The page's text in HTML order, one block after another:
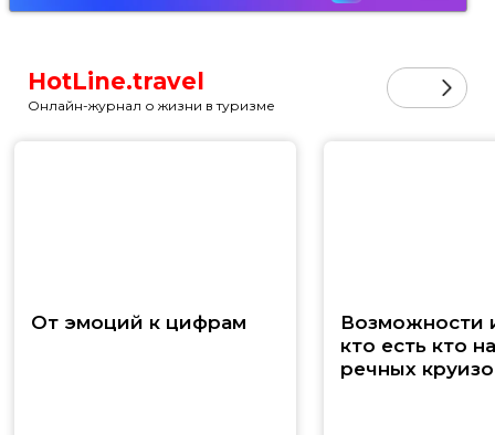
HotLine.travel
Онлайн-журнал о жизни в туризме
От эмоций к цифрам
Возможности
кто есть кто
речных